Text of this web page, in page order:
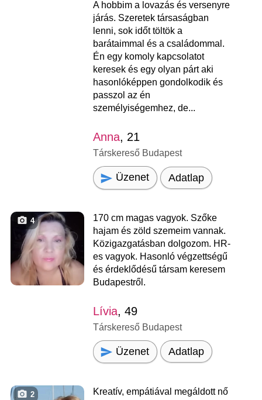
A hobbim a lovazás és versenyre
járás. Szeretek társaságban
lenni, sok időt töltök a
barátaimmal és a családommal.
Én egy komoly kapcsolatot
keresek és egy olyan párt aki
hasonlóképpen gondolkodik és
passzol az én
személyiségemhez, de...
Anna, 21
Társkereső Budapest
Üzenet Adatlap
4
170 cm magas vagyok. Szőke
hajam és zöld szemeim vannak.
Közigazgatásban dolgozom. HR-
es vagyok. Hasonló végzettségű
és érdeklődésű társam keresem
Budapestről.
Lívia, 49
Társkereső Budapest
Üzenet Adatlap
2
Kreatív, empátiával megáldott nő